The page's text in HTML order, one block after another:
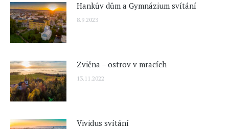
Hankův dům a Gymnázium svítání
8.9.2023
Zvična – ostrov v mracích
13.11.2022
Vividus svítání